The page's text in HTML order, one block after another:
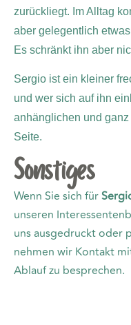
zurückliegt. Im Alltag
aber gelegentlich
Es schränkt ihn aber
Sergio ist ein kleiner
und wer sich auf ihn
anhänglichen und
Seite.
Sonstiges
Wenn Sie sich für
unseren
uns ausgedruckt oder
nehmen wir Kontakt
Ablauf zu besprechen.